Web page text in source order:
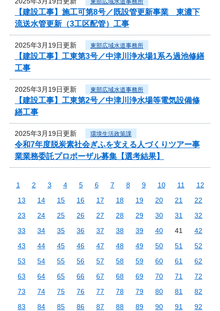
東部広域水道事務所
【建設工事】施工可第8号／既設管更新事業 東濃下
流送水管更新（3工区配管）工事
2025年3月19日更新 東部広域水道事務所
【建設工事】工東第3号／中津川浄水場1系ろ過池修繕
工事
2025年3月19日更新 東部広域水道事務所
【建設工事】工東第2号／中津川浄水場等電気設備修
繕工事
2025年3月19日更新 環境生活政策課
令和7年度脱炭素社会ぎふを支える人づくりツアー事
業業務委託プロポーザル募集【選考結果】
1 2 3 4 5 6 7 8 9 10 11
12
13
14 15 16 17 18 19 20 21
22
23
24 25 26 27 28 29 30 31
32
33
34 35 36 37 38 39 40 41
42
43
44 45 46 47 48 49 50 51
52
53
54 55 56 57 58 59 60 61
62
63
64 65 66 67 68 69 70 71
72
73
74 75 76 77 78 79 80 81
82
83
84 85 86 87 88 89 90 91
92